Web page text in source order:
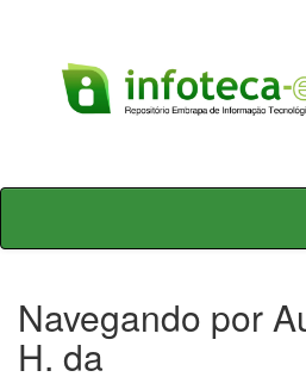
Skip
Navegando por
H. da